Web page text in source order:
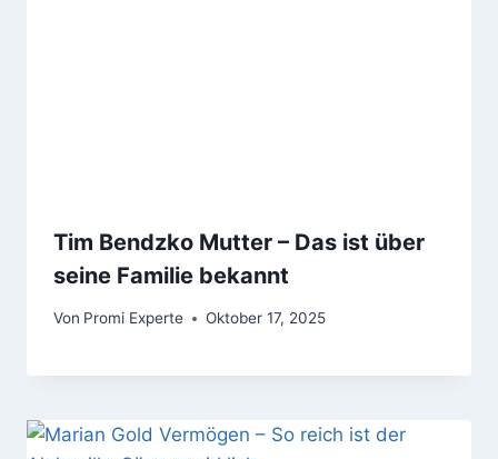
Tim Bendzko Mutter – Das ist über
seine Familie bekannt
Von Promi Experte Oktober 17, 2025